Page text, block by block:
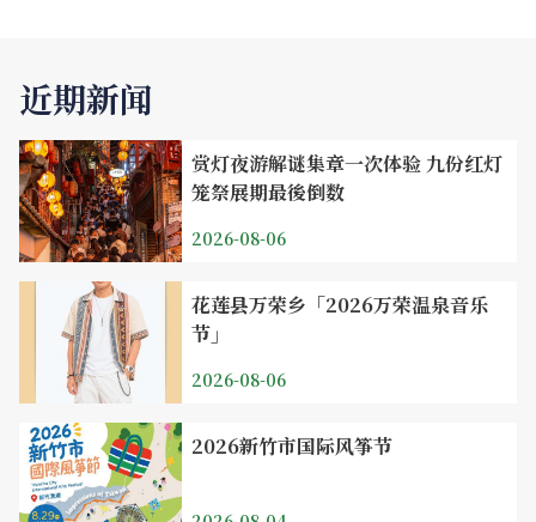
近期新闻
赏灯夜游解谜集章一次体验 九份红灯
笼祭展期最後倒数
2026-08-06
花莲县万荣乡「2026万荣温泉音乐
节」
2026-08-06
2026新竹市国际风筝节